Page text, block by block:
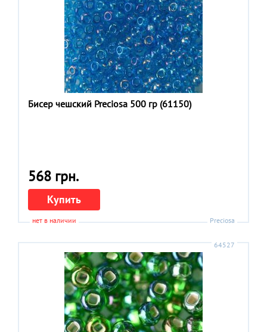
Бисер чешский Preciosa 500 гр (61150)
568 грн.
Купить
нет в наличии Preciosa
64527